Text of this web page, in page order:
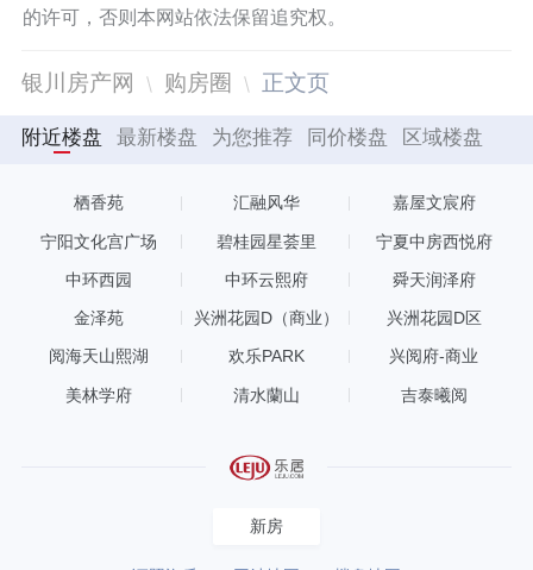
的许可，否则本网站依法保留追究权。
银川房产网 购房圈 正文页
附近楼盘 最新楼盘 为您推荐 同价楼盘 区域楼盘
栖香苑 汇融风华 嘉屋文宸府
宁阳文化宫广场 碧桂园星荟里 宁夏中房西悦府
中环西园 中环云熙府 舜天润泽府
金泽苑 兴洲花园D（商业） 兴洲花园D区
阅海天山熙湖 欢乐PARK 兴阅府-商业
美林学府 清水蘭山 吉泰曦阅
新房